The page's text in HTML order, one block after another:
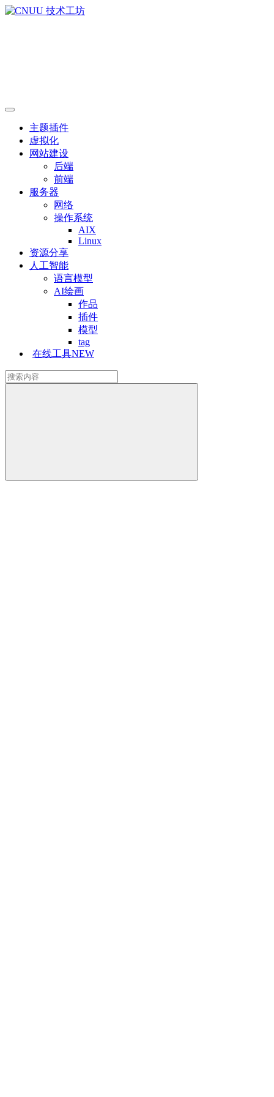
主题插件
虚拟化
网站建设
后端
前端
服务器
网络
操作系统
AIX
Linux
资源分享
人工智能
语言模型
AI绘画
作品
插件
模型
tag
在线工具NEW